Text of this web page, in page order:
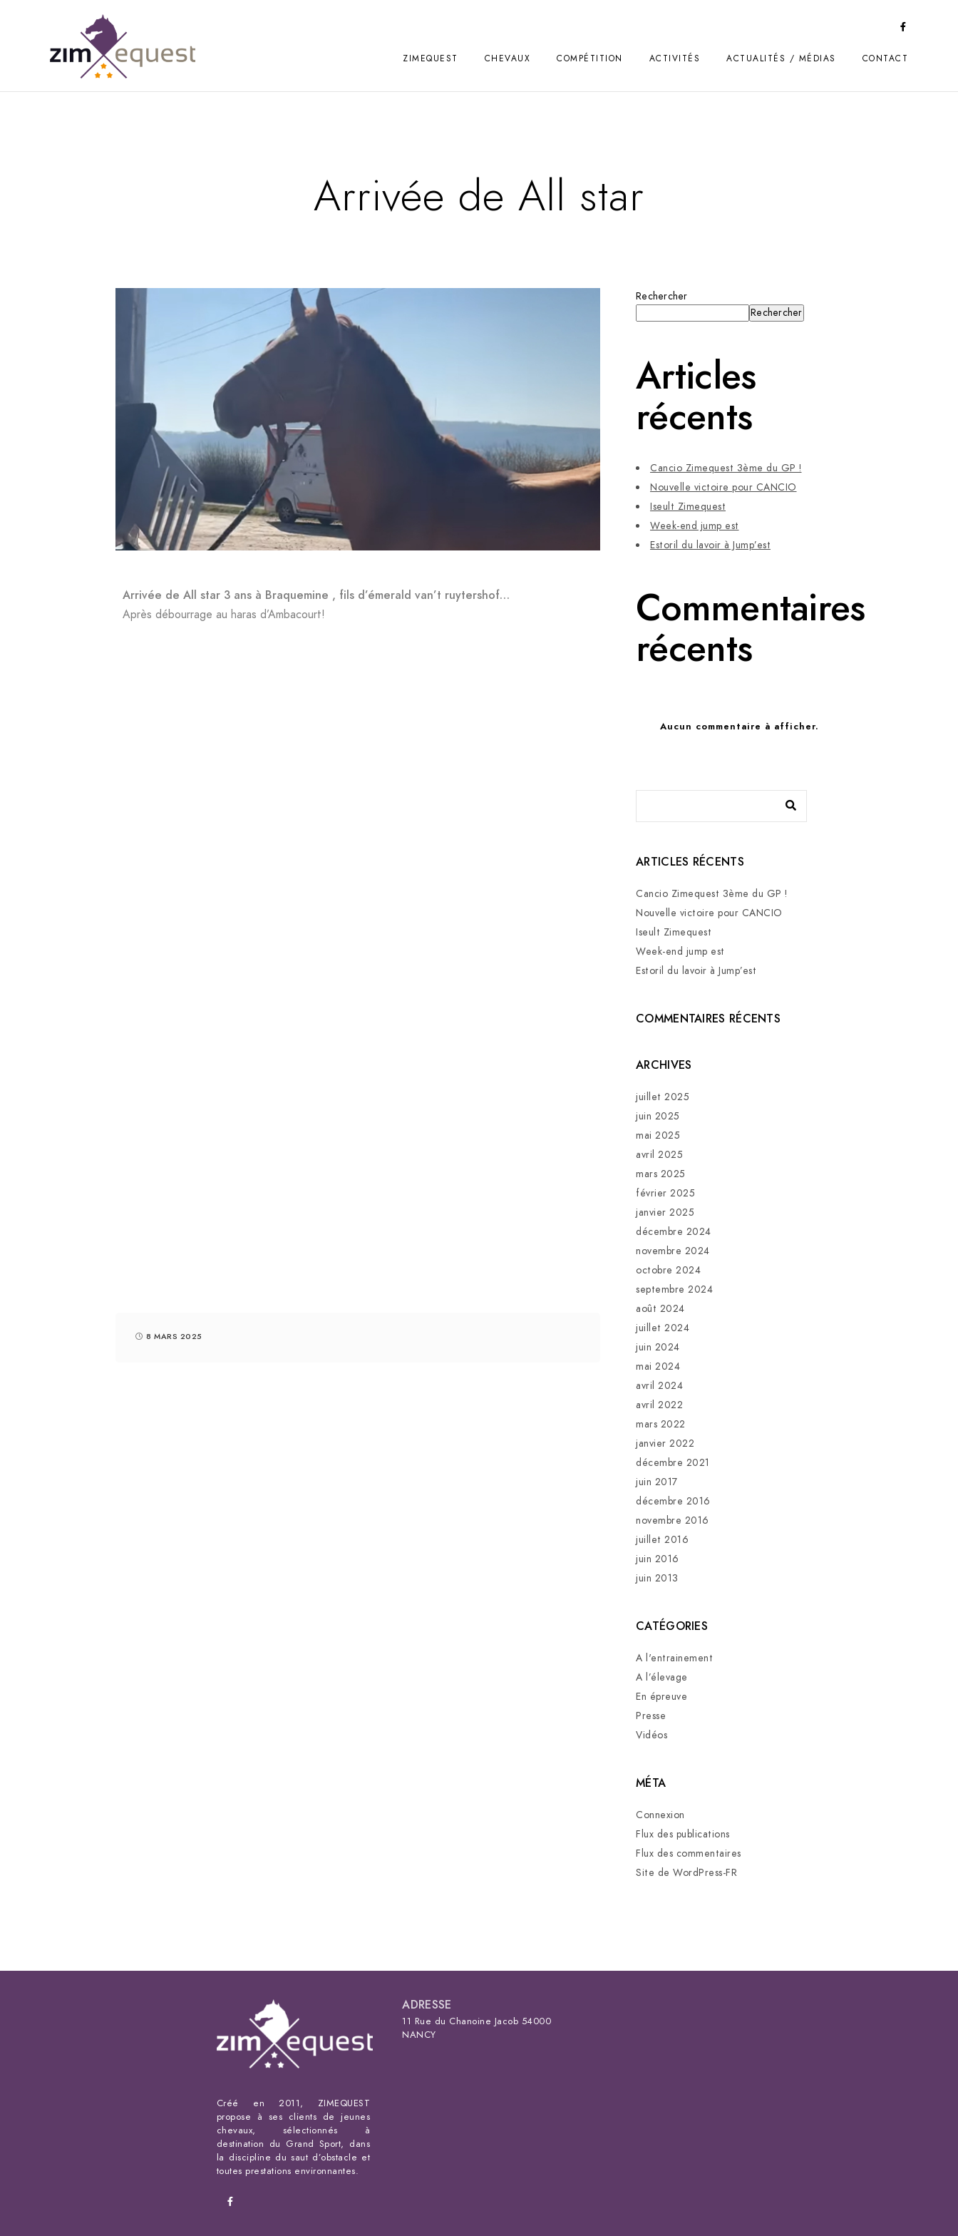
ZIMEQUEST CHEVAUX COMPÉTITION ACTIVITÉS ACTUALITÉS / MÉDIAS CONTACT
Arrivée de All star
Arrivée de All star 3 ans à Braquemine , fils d’émerald van’t ruytershof…
Après débourrage au haras d’Ambacourt!
8 MARS 2025
Rechercher
Rechercher
Articles
récents
Cancio Zimequest 3ème du GP !
Nouvelle victoire pour CANCIO
Iseult Zimequest
Week-end jump est
Estoril du lavoir à Jump’est
Commentaires
récents
Aucun commentaire à afficher.
ARTICLES RÉCENTS
Cancio Zimequest 3ème du GP !
Nouvelle victoire pour CANCIO
Iseult Zimequest
Week-end jump est
Estoril du lavoir à Jump’est
COMMENTAIRES RÉCENTS
ARCHIVES
juillet 2025
juin 2025
mai 2025
avril 2025
mars 2025
février 2025
janvier 2025
décembre 2024
novembre 2024
octobre 2024
septembre 2024
août 2024
juillet 2024
juin 2024
mai 2024
avril 2024
avril 2022
mars 2022
janvier 2022
décembre 2021
juin 2017
décembre 2016
novembre 2016
juillet 2016
juin 2016
juin 2013
CATÉGORIES
A l'entrainement
A l’élevage
En épreuve
Presse
Vidéos
MÉTA
Connexion
Flux des publications
Flux des commentaires
Site de WordPress-FR
Créé en 2011, ZIMEQUEST
propose à ses clients de jeunes
chevaux, sélectionnés à
destination du Grand Sport, dans
la discipline du saut d’obstacle et
toutes prestations environnantes.
ADRESSE
11 Rue du Chanoine Jacob 54000
NANCY